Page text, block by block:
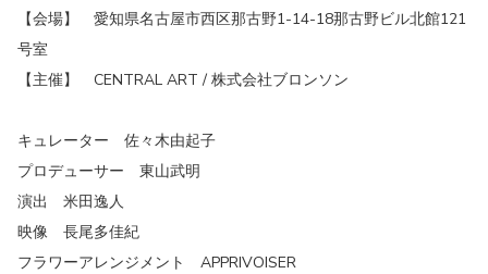
【会場】 愛知県名古屋市西区那古野1-14-18那古野ビル北館121
号室
【主催】 CENTRAL ART / 株式会社ブロンソン
キュレーター 佐々木由起子
プロデューサー 東山武明
演出 米田逸人
映像 長尾多佳紀
フラワーアレンジメント APPRIVOISER